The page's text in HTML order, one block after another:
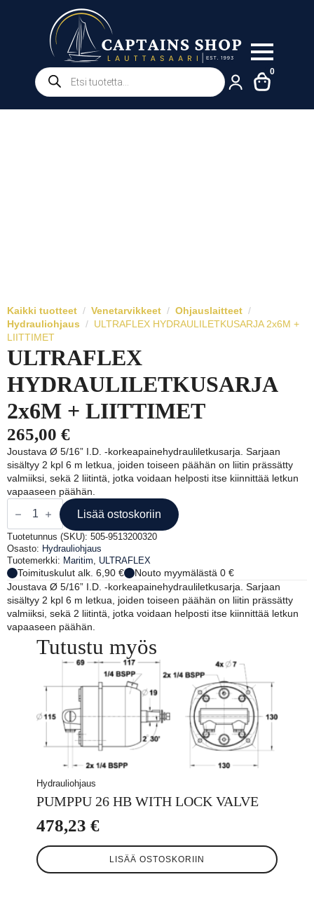
Products
search
0
Kaikki tuotteet Venetarvikkeet
Ohjauslaitteet
Hydrauliohjaus
ULTRAFLEX HYDRAULILETKUSARJA 2x6M +
LIITTIMET
ULTRAFLEX
HYDRAULILETKUSARJA
2x6M + LIITTIMET
265,00 €
Joustava Ø 5/16” I.D. -korkeapainehydrauliletkusarja. Sarjaan
sisältyy 2 kpl 6 m letkua, joiden toiseen päähän on liitin prässätty
valmiiksi, sekä 2 liitintä, jotka voidaan helposti itse kiinnittää letkun
vapaaseen päähän.
ULTRAFLEX
HYDRAULILETKUSARJA
2x6M
+
LIITTIMET
määrä
Lisää ostoskoriin
Tuotetunnus (SKU): 505-9513200320
Osasto: Hydrauliohjaus
Tuotemerkki: Maritim, ULTRAFLEX
Toimituskulut alk. 6,90 €
Nouto myymälästä 0 €
Joustava Ø 5/16” I.D. -korkeapainehydrauliletkusarja. Sarjaan
sisältyy 2 kpl 6 m letkua, joiden toiseen päähän on liitin prässätty
valmiiksi, sekä 2 liitintä, jotka voidaan helposti itse kiinnittää letkun
vapaaseen päähän.
Tutustu myös
Hydrauliohjaus
PUMPPU 26 HB WITH LOCK VALVE
478,23 €
LISÄÄ OSTOSKORIIN